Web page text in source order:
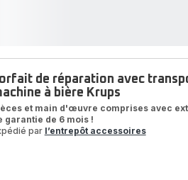
de réparation avec
à bière Krups
et main d'œuvre comprises avec
garantie de 6 mois !
par l’entrepôt accessoires